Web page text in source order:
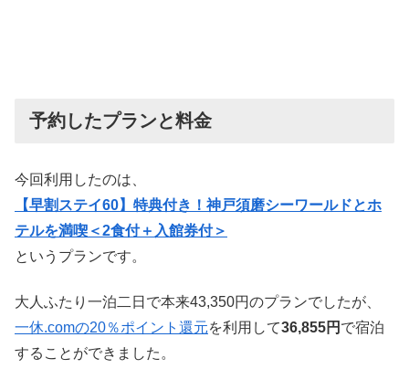
予約したプランと料金
今回利用したのは、
【早割ステイ60】特典付き！神戸須磨シーワールドとホ
テルを満喫＜2食付＋入館券付＞
というプランです。
大人ふたり一泊二日で本来43,350円のプランでしたが、
一休.comの20％ポイント還元を利用して36,855円 で宿泊
することができました。